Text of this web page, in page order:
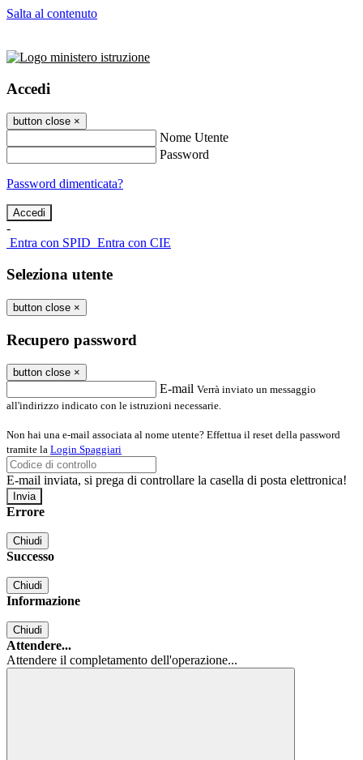
Salta al contenuto
Accedi
button close ×
Nome Utente
Password
Password dimenticata?
-
Entra con SPID Entra con CIE
Seleziona utente
button close ×
Recupero password
button close ×
E-mail Verrà inviato un messaggio
all'indirizzo indicato con le istruzioni necessarie.
Non hai una e-mail associata al nome utente? Effettua il reset della password
tramite la Login Spaggiari
E-mail inviata, si prega di controllare la casella di posta elettronica!
Errore
Chiudi
Successo
Chiudi
Informazione
Chiudi
Attendere...
Attendere il completamento dell'operazione...